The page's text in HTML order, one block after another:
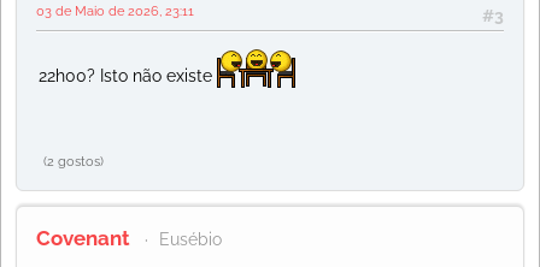
#3
03 de Maio de 2026, 23:11
22h00? Isto não existe
(2 gostos)
Covenant Eusébio